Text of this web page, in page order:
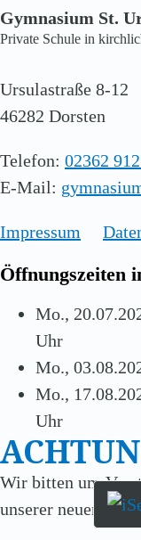
Gymnasium St.
Private Schule in
Ursulastraße 8-12
46282 Dorsten
Telefon: 02362
E-Mail:
Impressum
Öffnungszeiten
Mo.,
Uhr
Mo.,
Mo.,
Uhr
Wir bitten um
unserer neuen